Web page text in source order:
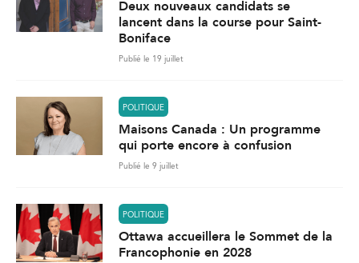
Deux nouveaux candidats se
lancent dans la course pour Saint-
Boniface
Publié le 19 juillet
POLITIQUE
Maisons Canada : Un programme
qui porte encore à confusion
Publié le 9 juillet
POLITIQUE
Ottawa accueillera le Sommet de la
Francophonie en 2028